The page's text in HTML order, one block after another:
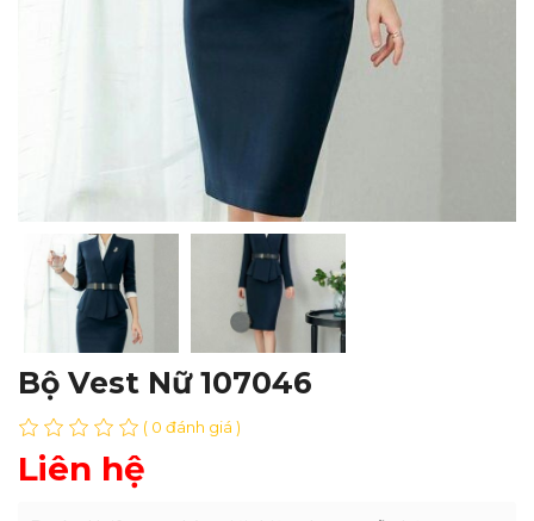
Bộ Vest Nữ 107046
( 0 đánh giá )
Liên hệ